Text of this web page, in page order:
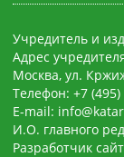
Учредитель и
Адрес
Москва, ул.
Телефон: +7 (495)
E-mail:
И.О. главного
Разработчик